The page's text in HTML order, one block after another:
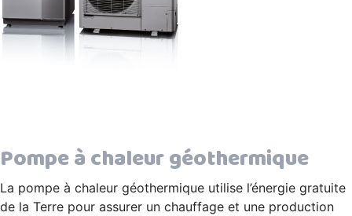
Pompe à chaleur géothermique
La pompe à chaleur géothermique utilise l’énergie gratuite
de la Terre pour assurer un chauffage et une production